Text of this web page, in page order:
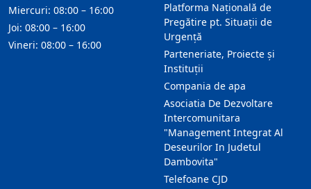
Platforma Națională de
Pregătire pt. Situații de
Urgență
Parteneriate, Proiecte și
Instituții
Compania de apa
Asociatia De Dezvoltare
Intercomunitara
"Management Integrat Al
Deseurilor In Judetul
Dambovita"
Telefoane CJD
Miercuri: 08:00 – 16:00
Joi: 08:00 – 16:00
Vineri: 08:00 – 16:00